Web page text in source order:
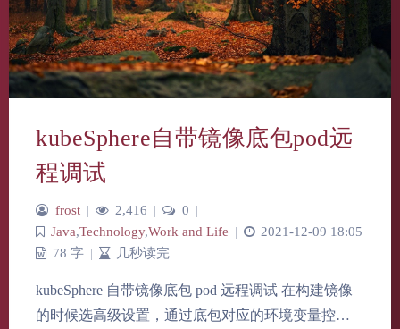
kubeSphere自带镜像底包pod远
程调试
frost | 2,416 | 0 |
Java,Technology,Work and Life |
2021-12-09 18:05
78 字 | 几秒读完
kubeSphere 自带镜像底包 pod 远程调试 在构建镜像
的时候选高级设置，通过底包对应的环境变量控…